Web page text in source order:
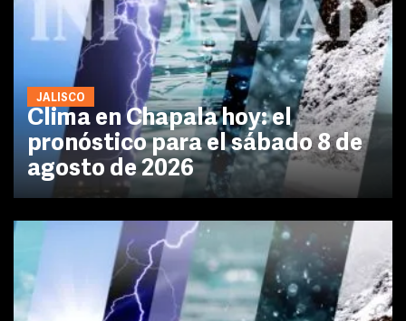
JALISCO
Clima en Chapala hoy: el
pronóstico para el sábado 8 de
agosto de 2026